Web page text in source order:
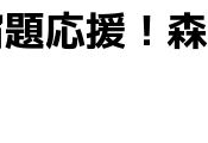
応援！森